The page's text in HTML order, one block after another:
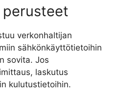
perusteet
verkonhaltijan
sähkönkäyttötietoihin
sovita. Jos
laskutus
kulutustietoihin.